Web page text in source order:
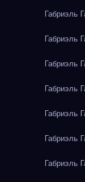
Габриэль
Габриэль
Габриэль
Габриэль
Габриэль
Габриэль
Габриэль